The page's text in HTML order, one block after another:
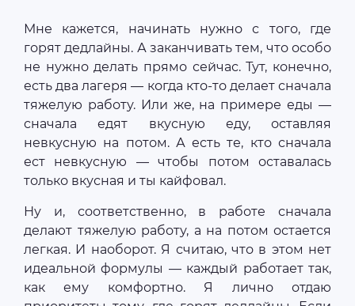
Мне кажется, начинать нужно с того, где
горят дедлайны. А заканчивать тем, что особо
не нужно делать прямо сейчас. Тут, конечно,
есть два лагеря — когда кто-то делает сначала
тяжелую работу. Или же, на примере еды —
сначала едят вкусную еду, оставляя
невкусную на потом. А есть те, кто сначала
ест невкусную — чтобы потом оставалась
только вкусная и ты кайфовал.
Ну и, соответственно, в работе сначала
делают тяжелую работу, а на потом остается
легкая. И наоборот. Я считаю, что в этом нет
идеальной формулы — каждый работает так,
как ему комфортно. Я лично отдаю